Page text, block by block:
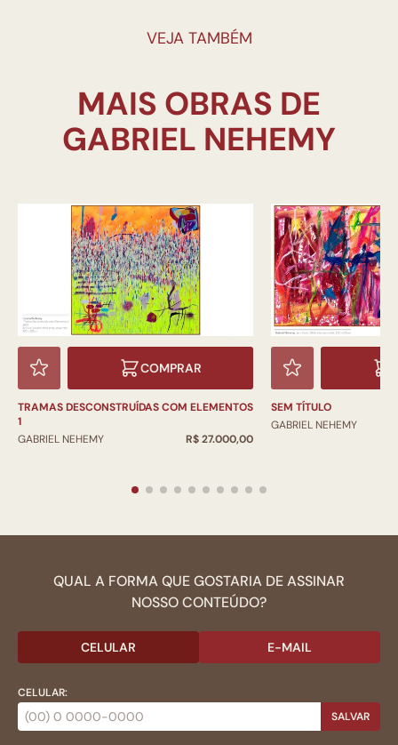
VEJA TAMBÉM
MAIS OBRAS DE
COMPRAR
TRAMAS DESCONSTRUÍDAS COM ELEMENTOS
1
GABRIEL NEHEMY
R$ 27.000,00
SEM TÍTULO
GABRIEL NEHEMY
QUAL A FORMA QUE GOSTARIA DE ASSINAR
NOSSO CONTEÚDO?
CELULAR E-MAIL
CELULAR:
SALVAR